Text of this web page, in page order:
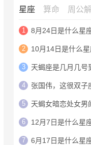
星座 算命 周公
1 8月24日是什么星
2 10月14日是什么
3 天蝎座是几月几号
4 张国伟，这很双子
5 天蝎女暗恋处女男
6 12月7日是什么星
7 6月17日是什么星